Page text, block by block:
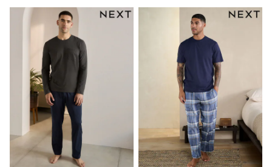
9-11 years
12-14 years
15+ years
All Clothing
Coats & Jackets
Dresses
Holiday Shop
Jeans
Jumpsuits & Playsuits
Kid's Top Picks
Top & Bottom Sets
Summer Dresses